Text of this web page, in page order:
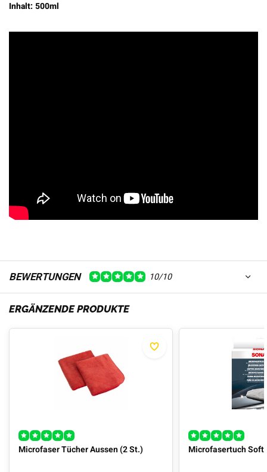
Inhalt: 500ml
BEWERTUNGEN 10/10
ERGÄNZENDE PRODUKTE
Microfaser Tücher Aussen (2 St.) Microfasertuch Soft